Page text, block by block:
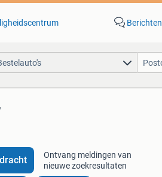
Berichten
Ontvang meldingen van
nieuwe zoekresultaten